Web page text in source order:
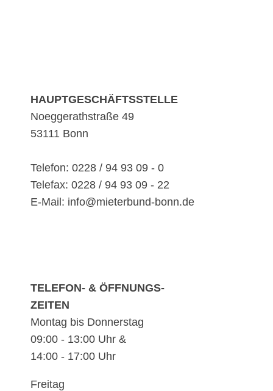
HAUPTGESCHÄFTSSTELLE
Noeggerathstraße 49
53111 Bonn
Telefon: 0228 / 94 93 09 - 0
Telefax: 0228 / 94 93 09 - 22
E-Mail: info@mieterbund-bonn.de
TELEFON- & ÖFFNUNGS-
ZEITEN
Montag bis Donnerstag
09:00 - 13:00 Uhr &
14:00 - 17:00 Uhr
Freitag